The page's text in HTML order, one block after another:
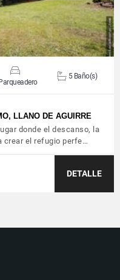
5 Baño(s)
LLANO DE AGUIRRE
donde el descanso, la
crear el refugio perfe…
DETALLE